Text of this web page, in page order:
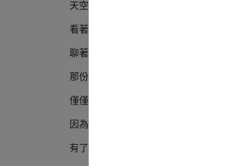
天空寬廣、有著接近無限透明的藍
看著看著，視線就這樣穿透雲層到明天
聊著聊著，同樣的光景出現在對明天的想像
那份想像稱不上偉⼤，老實說有點過於平凡
僅僅希望對⽅的明天過得比現在好，
因為這樣⼀個真摯的念想，
有了現在的“友米友田”